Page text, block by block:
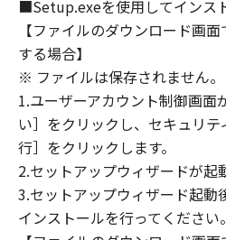
ウェア」、または「本ソ
起因または関連してお客様
じたいかなる紛争について
ないものとします。
８．契約期間
(1) 本契約書は、お客様が
記のボタンをクリックした
フトウェア」をインストー
し、下記(2)または(3)によ
効に存続します。
■Setup.exeを使用してインス
【ファイルのダウンロード画
する場合】
※ ファイルは保存されません。
1.ユーザーアカウント制御画面
い］をクリックし、セキュリ
行］をクリックします。
2.セットアップウィザードが起
3.セットアップウィザード起動
インストールを行ってください。